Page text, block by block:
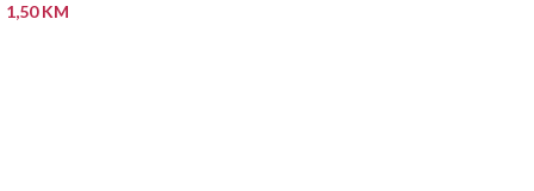
1,50KM